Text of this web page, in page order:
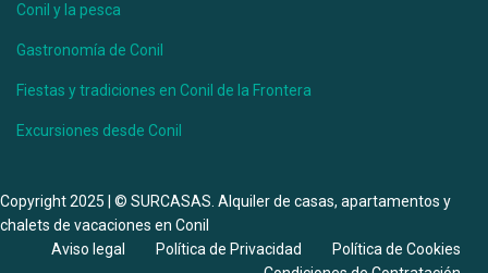
Desde 150 € /por noche
Casa Matías
Conil y la pesca
Gastronomía de Conil
Fiestas y tradiciones en Conil de la Frontera
Excursiones desde Conil
Copyright 2025 | © SURCASAS. Alquiler de casas, apartamentos y
chalets de vacaciones en Conil
Aviso legal
Política de Privacidad
Política de Cookies